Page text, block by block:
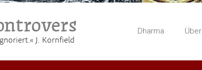
J. Kornfield
Dharma Über